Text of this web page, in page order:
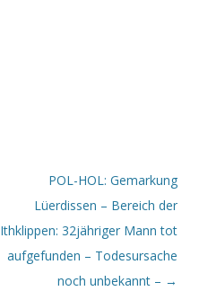
POL-HOL: Gemarkung
Lüerdissen – Bereich der
Ithklippen: 32jähriger Mann tot
aufgefunden – Todesursache
noch unbekannt – →